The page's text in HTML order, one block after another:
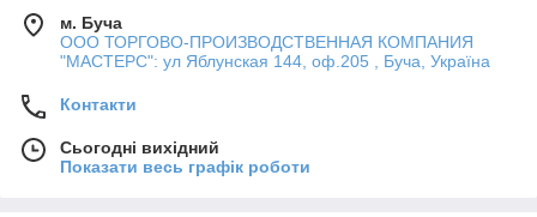
м. Буча
ООО ТОРГОВО-ПРОИЗВОДСТВЕННАЯ КОМПАНИЯ
"МАСТЕРС": ул Яблунская 144, оф.205 , Буча, Україна
Контакти
Сьогодні вихідний
Показати весь графік роботи